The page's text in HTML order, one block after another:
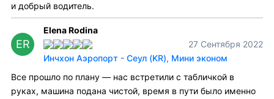
и добрый водитель.
ER
Elena Rodina
27 Сентября 2022
Инчхон Аэропорт - Сеул (KR), Мини эконом
Все прошло по плану — нас встретили с табличкой в
руках, машина подана чистой, время в пути было именно